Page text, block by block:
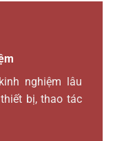
nghiệm lâu
bị, thao tác